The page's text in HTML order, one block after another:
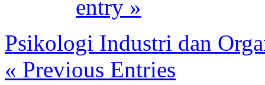
entry »
Psikologi Industri dan
« Previous Entries